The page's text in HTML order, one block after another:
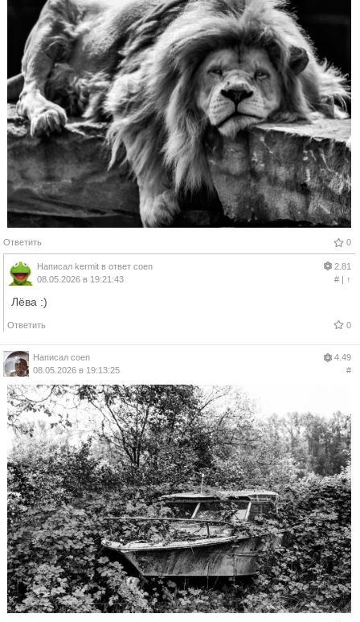
Ответить 0
Написал kermit в ответ coen
08.05.2026 в 19:21:43
2.81
#| ↑
Лёва :)
Ответить 0
Написал coen
08.05.2026 в 19:13:25
4.49
#